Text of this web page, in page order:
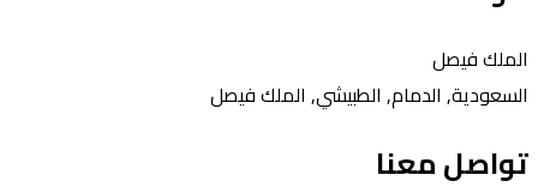
الملك فيصل
السعودية, الدمام, الطبيشي, الملك فيصل
تواصل معنا